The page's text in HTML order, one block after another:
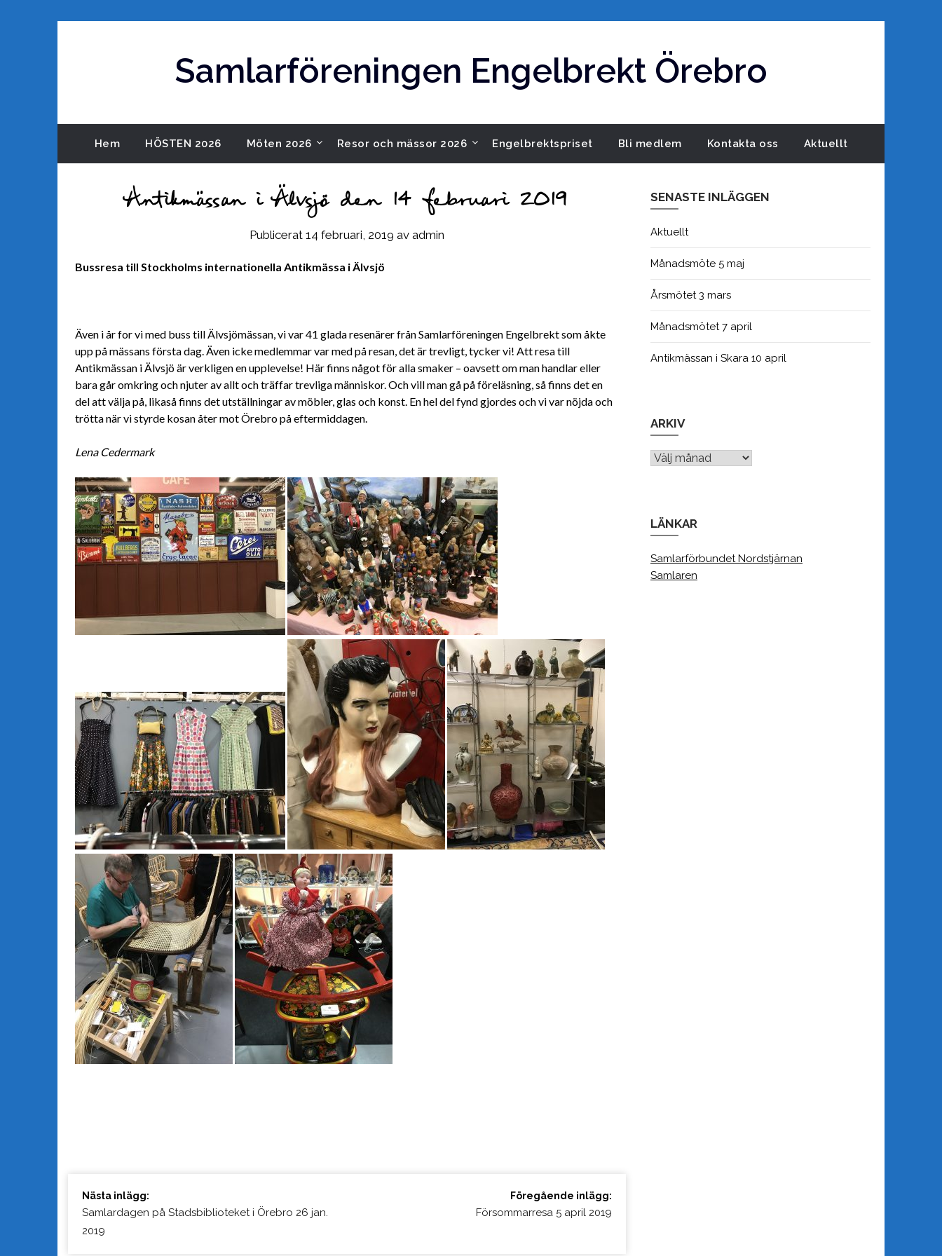
Samlarföreningen Engelbrekt Örebro
Hem HÖSTEN 2026 Möten 2026 Resor och mässor 2026 Engelbrektspriset Bli medlem Kontakta oss Aktuellt
Antikmässan i Älvsjö den 14 februari 2019
Publicerat 14 februari, 2019 av admin
Bussresa till Stockholms internationella Antikmässa i Älvsjö
Även i år for vi med buss till Älvsjömässan, vi var 41 glada resenärer från Samlarföreningen Engelbrekt som åkte
upp på mässans första dag. Även icke medlemmar var med på resan, det är trevligt, tycker vi! Att resa till
Antikmässan i Älvsjö är verkligen en upplevelse! Här finns något för alla smaker – oavsett om man handlar eller
bara går omkring och njuter av allt och träffar trevliga människor. Och vill man gå på föreläsning, så finns det en
del att välja på, likaså finns det utställningar av möbler, glas och konst. En hel del fynd gjordes och vi var nöjda och
trötta när vi styrde kosan åter mot Örebro på eftermiddagen.
Lena Cedermark
Fortsätt
läsa
Nästa inlägg:
Samlardagen på Stadsbiblioteket i Örebro 26 jan.
2019
Föregående inlägg:
Försommarresa 5 april 2019
SENASTE INLÄGGEN
Aktuellt
Månadsmöte 5 maj
Årsmötet 3 mars
Månadsmötet 7 april
Antikmässan i Skara 10 april
ARKIV
Arkiv
LÄNKAR
Samlarförbundet Nordstjärnan
Samlaren